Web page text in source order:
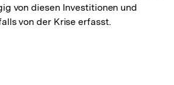
von diesen Investitionen und
von der Krise erfasst.